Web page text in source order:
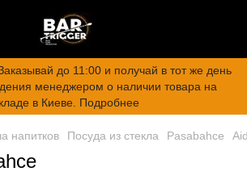
до 11:00 и получай в тот же день
менеджером о наличии товара на
в Киеве. Подробнее
напитков Посуда из стекла Pasabahce